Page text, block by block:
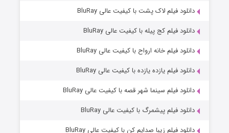
دانلود فیلم لاک پشت با کیفیت عالی BluRay
دانلود فیلم کج‌ پیله با کیفیت عالی BluRay
دانلود فیلم خانه ارواح با کیفیت عالی BluRay
دانلود فیلم یازده یازده با کیفیت عالی BluRay
دانلود فیلم سینما شهر قصه با کیفیت عالی BluRay
دانلود فیلم پیشمرگ با کیفیت عالی BluRay
دانلود فیلم زیبا صدایم کن با کیفیت عالی BluRay